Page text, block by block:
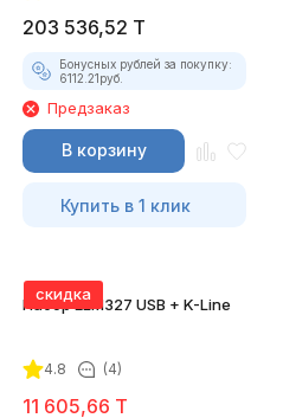
203 536,52 T
Бонусных рублей за покупку:
6112.21руб.
Предзаказ
В корзину
Купить в 1 клик
скидка
Набор ELM327 USB + K-Line
4.8 (4)
11 605,66 T